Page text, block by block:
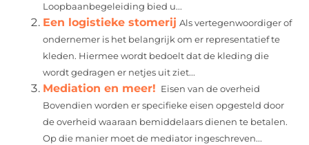
Loopbaanbegeleiding bied u...
Een logistieke stomerij Als vertegenwoordiger of
ondernemer is het belangrijk om er representatief te
kleden. Hiermee wordt bedoelt dat de kleding die
wordt gedragen er netjes uit ziet...
Mediation en meer! Eisen van de overheid
Bovendien worden er specifieke eisen opgesteld door
de overheid waaraan bemiddelaars dienen te betalen.
Op die manier moet de mediator ingeschreven...